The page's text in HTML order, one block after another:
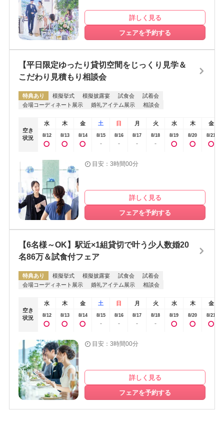
詳しく見る
フェアを予約する
【平日限定ゆったり貸切空間をじっくり見学＆
こだわり見積もり相談会
特典あり 模擬挙式 模擬披露宴 試食会
試着会
会場コーディネート展示
婚礼アイテム展示 相談会
空き
状況
水 木 金 土 日 月 火 水 木 金
8/12 8/13 8/14 8/15
-
8/16
-
8/17
-
8/18
-
8/19 8/20 8/21
目安：3時間00分
詳しく見る
フェアを予約する
【6名様～OK】駅近×1組貸切で叶う少人数婚20
名86万＆試食付フェア
特典あり 模擬挙式 模擬披露宴 試食会
試着会
会場コーディネート展示
婚礼アイテム展示 相談会
空き
状況
水 木 金 土 日 月 火 水 木 金
8/12 8/13 8/14 8/15
-
8/16
-
8/17
-
8/18
-
8/19 8/20 8/21
目安：3時間00分
詳しく見る
フェアを予約する